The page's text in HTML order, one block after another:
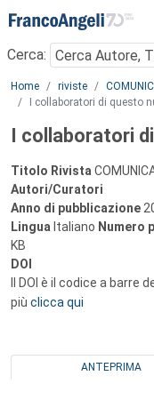
Menu
Cerca:
Main content
Home riviste
I collaboratori di questo
I collaboratori
Titolo Rivista
Autori/Curatori
Anno di pubblicazione
Lingua Italiano Numero
KB
DOI
Il DOI è il codice a
più clicca qui
ANTEPRIMA